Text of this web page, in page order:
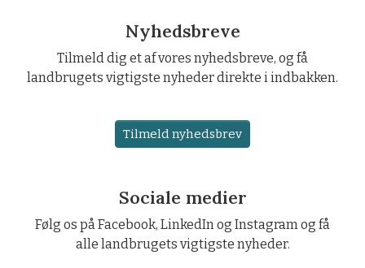
Nyhedsbreve
Tilmeld dig et af vores nyhedsbreve, og få
landbrugets vigtigste nyheder direkte i indbakken.
Tilmeld nyhedsbrev
Sociale medier
Følg os på Facebook, LinkedIn og Instagram og få
alle landbrugets vigtigste nyheder.